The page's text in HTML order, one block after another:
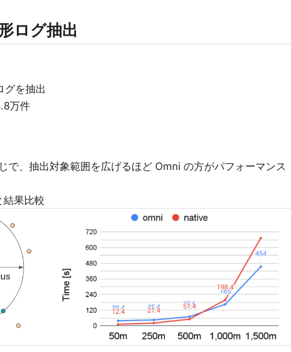
ログ抽出
グを抽出
万件
で、抽出対象範囲を広げるほど Omni の方がパフォーマンス
結果比較